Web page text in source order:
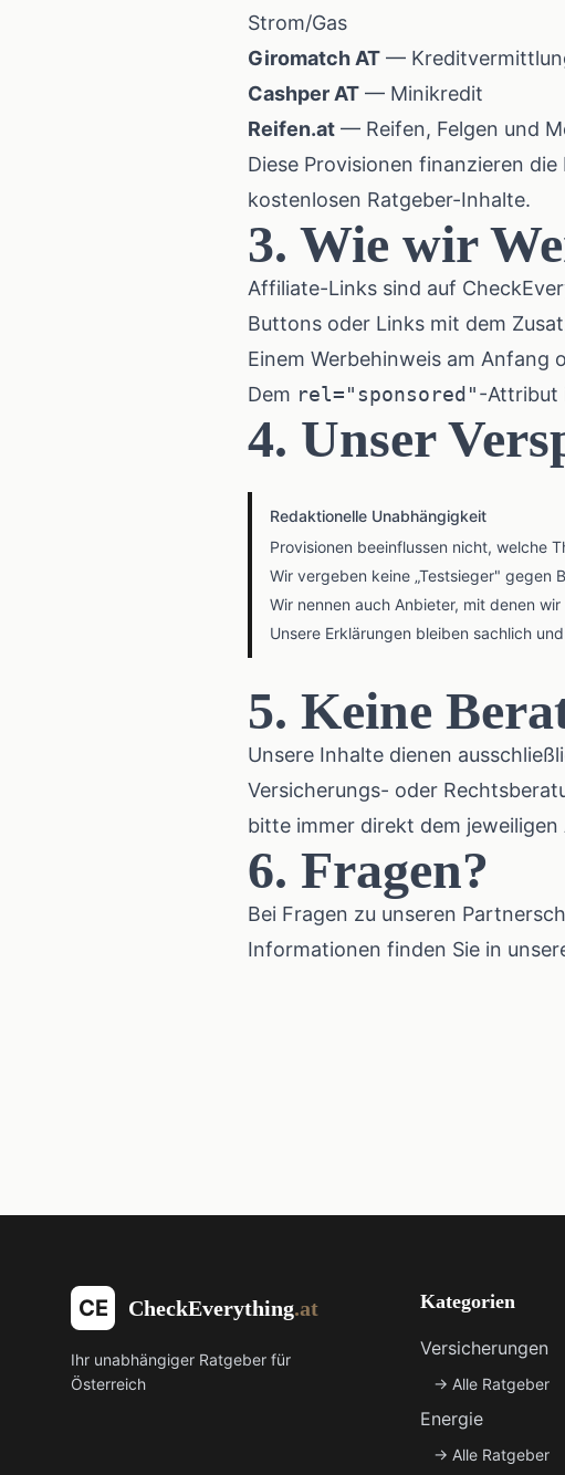
Strom/Gas
Giromatch AT —
Cashper AT — Minikredit
Reifen.at — Reifen, Felgen und
Diese Provisionen finanzieren
kostenlosen Ratgeber-Inhalte.
3. Wie wir
Affiliate-Links sind auf
Buttons oder Links mit dem
Einem Werbehinweis am
Dem rel="sponsored"-Attribut
4. Unser
Redaktionelle Unabhängigkeit
Provisionen beeinflussen nicht, welche
Wir vergeben keine „Testsieger" gegen
Wir nennen auch Anbieter, mit denen
Unsere Erklärungen bleiben sachlich
5. Keine
Unsere Inhalte dienen
Versicherungs- oder
bitte immer direkt dem jeweiligen
6. Fragen?
Bei Fragen zu unseren
Informationen finden Sie in
CE CheckEverything.at
Ihr unabhängiger Ratgeber für
Österreich
Kategorien
Versicherungen
→ Alle Ratgeber
Energie
→ Alle Ratgeber